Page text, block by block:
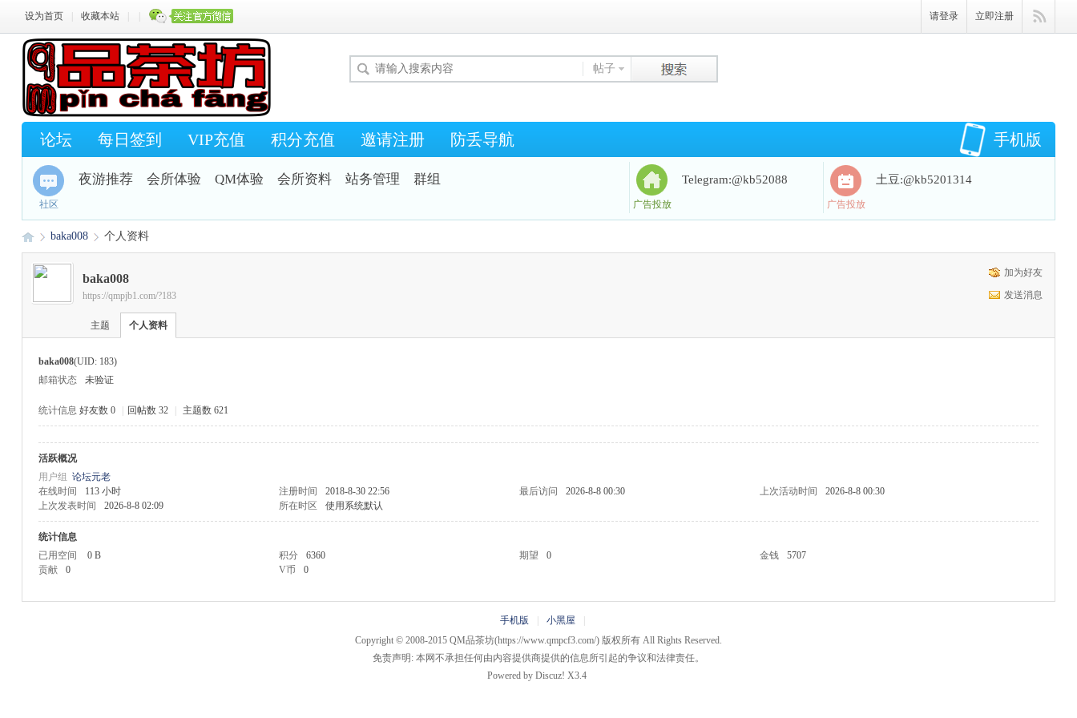
设为首页 收藏本站 请登录 立即注册
帖子
手机版
论坛 每日签到 VIP充值 积分充值 邀请注册 防丢导航
社区
夜游推荐 会所体验 QM体验 会所资料 站务管理 群组 土豆:@kb5201314
广告投放
Telegram:@kb52088
广告投放
›
baka008 个人资料
加为好友
发送消息
baka008
https://qmpjb1.com/?183
主题 个人资料
baka008(UID: 183)
邮箱状态
未验证
统计信息 好友数 0 回帖数 32 主题数 621
活跃概况
用户组 论坛元老
在线时间
113 小时 注册时间 2018-8-30 22:56 最后访问 2026-8-8 00:30 上次活动时间
2026-8-8 00:30
上次发表时间
2026-8-8 02:09 所在时区 使用系统默认
统计信息
已用空间
0 B 积分 6360 期望 0 金钱
5707
贡献
0 V币 0
手机版 小黑屋
Copyright © 2008-2015 QM品茶坊(https://www.qmpcf3.com/) 版权所有 All Rights Reserved.
免责声明: 本网不承担任何由内容提供商提供的信息所引起的争议和法律责任。
Powered byDiscuz! X3.4